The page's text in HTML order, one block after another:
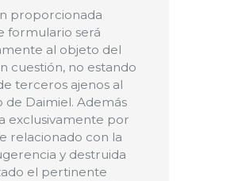
proporcionada
formulario será
al objeto del
cuestión, no estando
terceros ajenos al
Daimiel. Además
exclusivamente por
relacionado con la
y destruida
el pertinente